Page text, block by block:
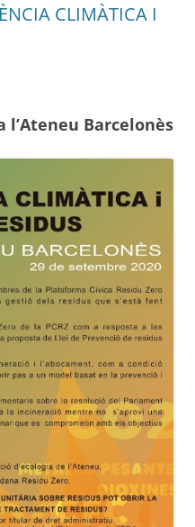
CLIMÀTICA I
l’Ateneu Barcelonès